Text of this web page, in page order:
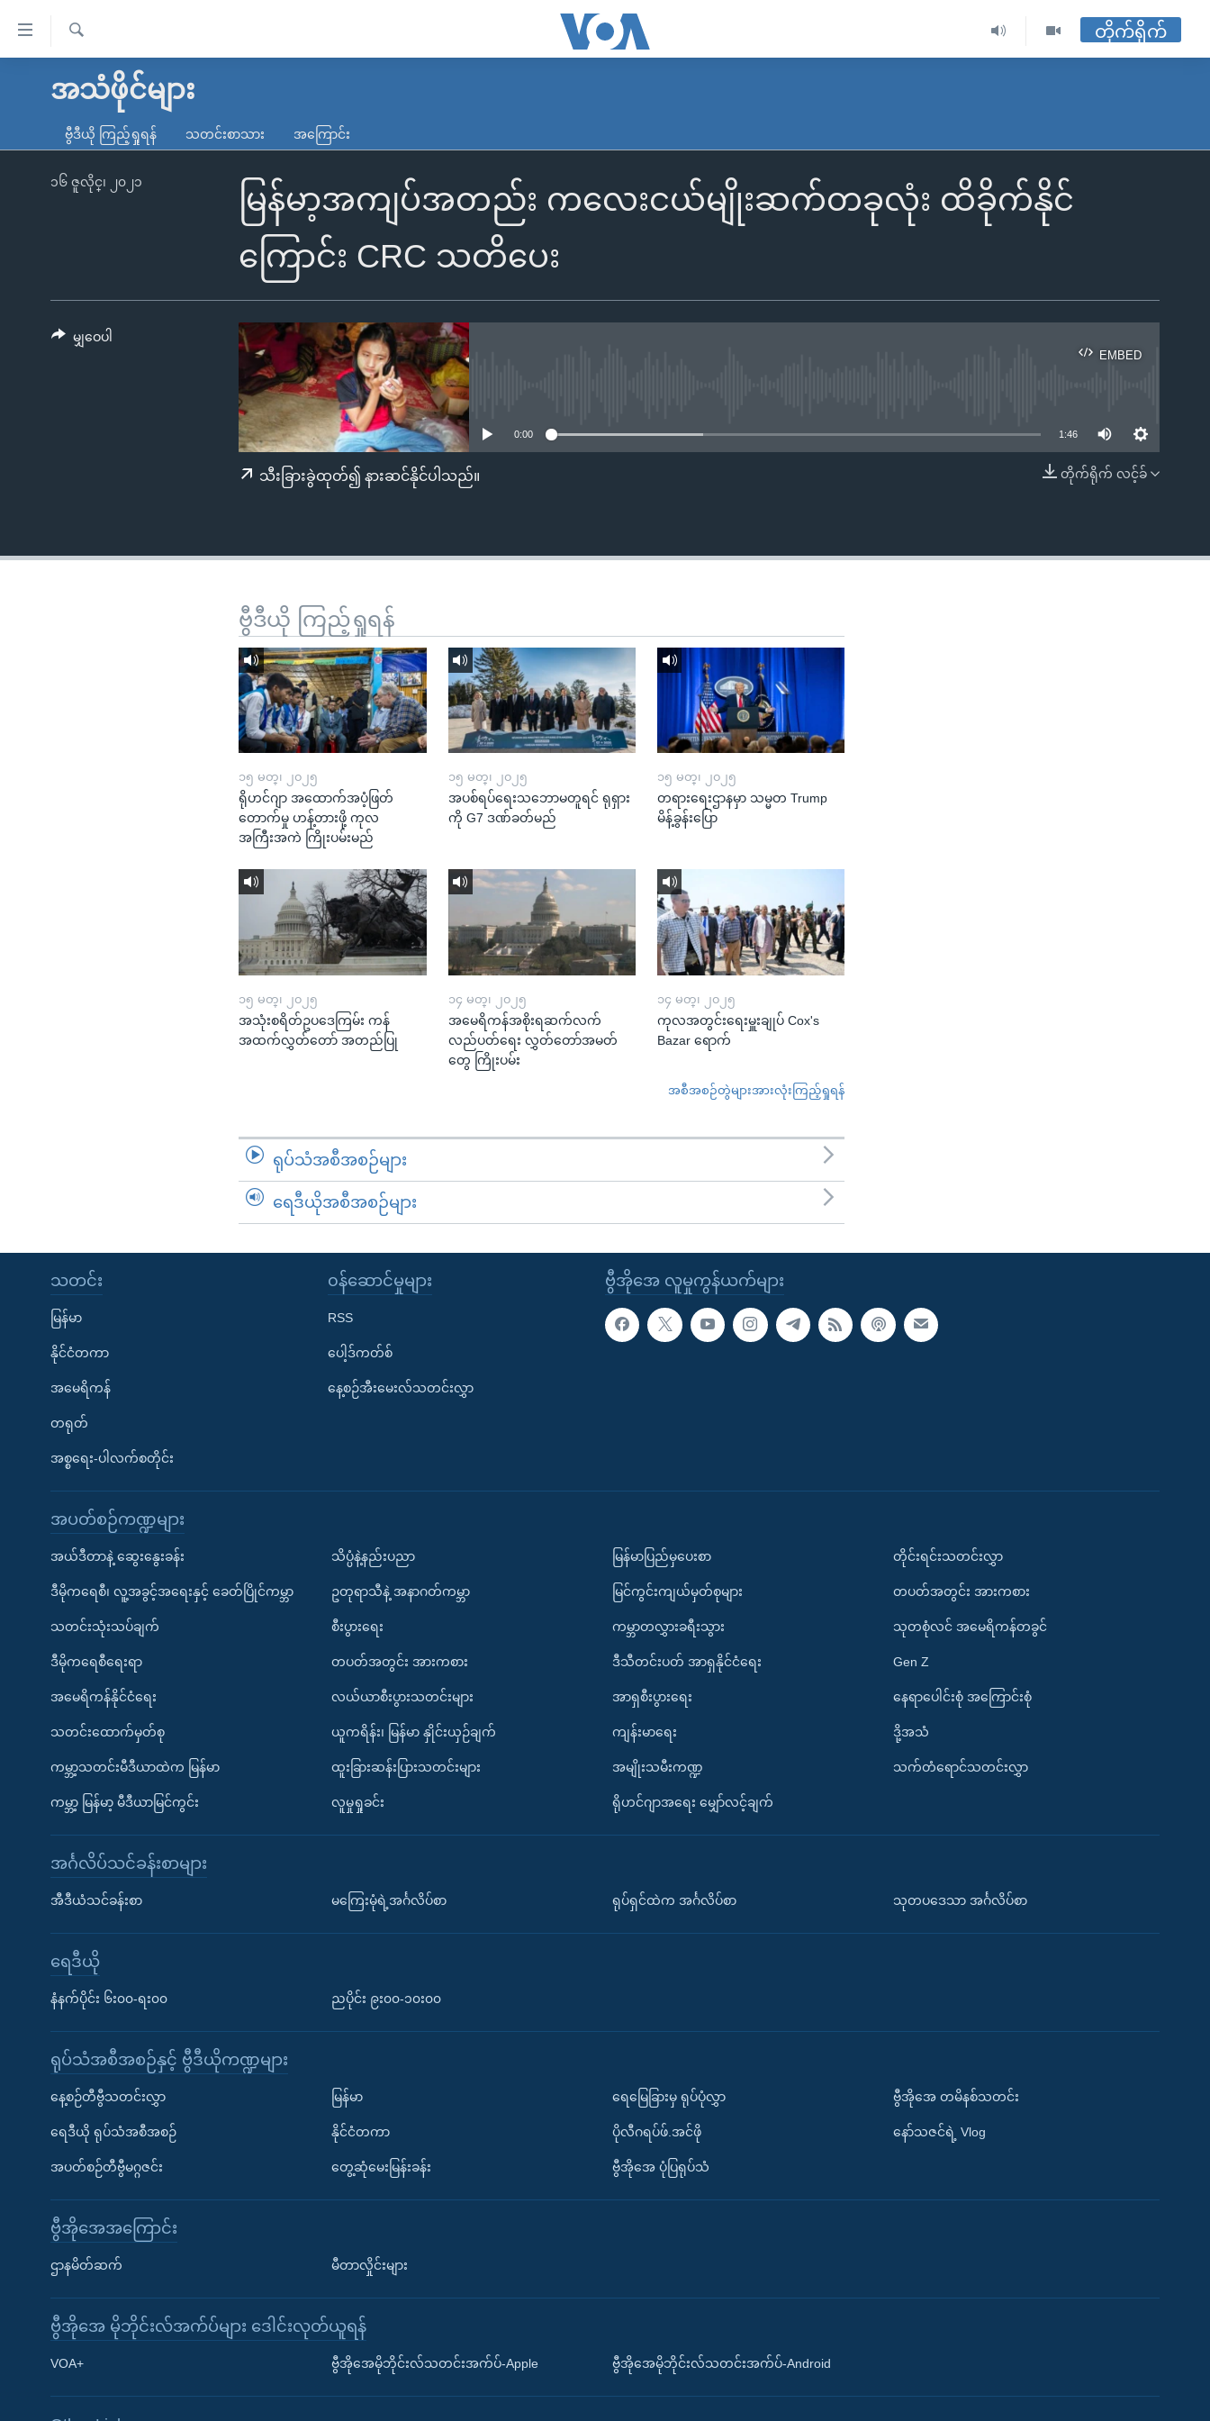
လွယ်ကူ
သည့်
ရန်
မူလစာမျက်နှာ
ကမ္ဘာ့သတင်းများ
နိုင်ငံတကာ
မကြေးမုံရဲ့ အင်္ဂလိပ်စာ
ရေဒီယို
ရေဒီယိုနှင့်ရုပ်သံ အချက်အလက်များ
Learning English
ရ
တိုက်ရိုက်
အသံဖိုင်များ
ဗွီဒီယို ကြည့်ရှုရန် သတင်းစာသား အကြောင်း
မြန်မာ့အကျပ်အတည်း ကလေးငယ်မျိုးဆက်တခုလုံး ထိခိုက်နိုင်
ကြောင်း CRC သတိပေး
၁၆ ဇူလိုင္၊ ၂၀၂၁
EMBED
EMBED
0:00 1:46
တိုက်ရိုက် လင့်ခ်
သီးခြားခွဲထုတ်၍ နားဆင်နိုင်ပါသည်။
မျှဝေပါ
ဗွီဒီယို ကြည့်ရှုရန်
၁၅ မတ္၊ ၂၀၂၅
ရိုဟင်ဂျာ အထောက်အပံ့ဖြတ်
တောက်မှု ဟန့်တားဖို့ ကုလ
အကြီးအကဲ ကြိုးပမ်းမည်
၁၅ မတ္၊ ၂၀၂၅
အပစ်ရပ်ရေးသဘောမတူရင် ရုရှား
ကို G7 ဒဏ်ခတ်မည်
၁၅ မတ္၊ ၂၀၂၅
တရားရေးဌာနမှာ သမ္မတ Trump
မိန့်ခွန်းပြော
၁၅ မတ္၊ ၂၀၂၅
အသုံးစရိတ်ဥပဒေကြမ်း ကန်
အထက်လွှတ်တော် အတည်ပြု
၁၄ မတ္၊ ၂၀၂၅
အမေရိကန်အစိုးရဆက်လက်
လည်ပတ်ရေး လွှတ်တော်အမတ်
တွေ ကြိုးပမ်း
၁၄ မတ္၊ ၂၀၂၅
ကုလအတွင်းရေးမှူးချုပ် Cox's
Bazar ရောက်
အစီအစဉ်တွဲများအားလုံးကြည့်ရှုရန်
ရုပ်သံအစီအစဉ်များ
ရေဒီယိုအစီအစဉ်များ
ဗွီအိုအေ လူမှုကွန်ယက်များ
သတင်း
မြန်မာ
နိုင်ငံတကာ
အမေရိကန်
တရုတ်
အစ္စရေး-ပါလက်စတိုင်း
၀န်ဆောင်မှုများ
RSS
ပေါ့ဒ်ကတ်စ်
နေ့စဉ်အီးမေးလ်သတင်းလွှာ
အပတ်စဉ်ကဏ္ဍများ
အယ်ဒီတာနဲ့ ဆွေးနွေးခန်း
ဒီမိုကရေစီ၊ လူ့အခွင့်အရေးနှင့် ခေတ်ပြိုင်ကမ္ဘာ
သတင်းသုံးသပ်ချက်
ဒီမိုကရေစီရေးရာ
အမေရိကန်နိုင်ငံရေး
သတင်းထောက်မှတ်စု
ကမ္ဘာ့သတင်းမီဒီယာထဲက မြန်မာ
ကမ္ဘာ့ မြန်မာ့ မီဒီယာမြင်ကွင်း
သိပ္ပံနဲ့နည်းပညာ
ဥတုရာသီနဲ့ အနာဂတ်ကမ္ဘာ
စီးပွားရေး
တပတ်အတွင်း အားကစား
လယ်ယာစီးပွားသတင်းများ
ယူကရိန်း၊ မြန်မာ နှိုင်းယှဉ်ချက်
ထူးခြားဆန်းပြားသတင်းများ
လူမှုရှုခင်း
မြန်မာပြည်မှပေးစာ
မြင်ကွင်းကျယ်မှတ်စုများ
ကမ္ဘာတလွှားခရီးသွား
ဒီသီတင်းပတ် အာရှနိုင်ငံရေး
အာရှစီးပွားရေး
ကျန်းမာရေး
အမျိုးသမီးကဏ္ဍ
ရိုဟင်ဂျာအရေး မျှော်လင့်ချက်
တိုင်းရင်းသတင်းလွှာ
တပတ်အတွင်း အားကစား
သုတစုံလင် အမေရိကန်တခွင်
Gen Z
နေရာပေါင်းစုံ အကြောင်းစုံ
ဒို့အသံ
သက်တံရောင်သတင်းလွှာ
အင်္ဂလိပ်သင်ခန်းစာများ
အီဒီယံသင်ခန်းစာ မကြေးမုံရဲ့အင်္ဂလိပ်စာ ရုပ်ရှင်ထဲက အင်္ဂလိပ်စာ သုတပဒေသာ အင်္ဂလိပ်စာ
ရေဒီယို
နံနက်ပိုင်း ၆း၀၀-ရး၀၀ ညပိုင်း ၉း၀၀-၁၀း၀၀
ရုပ်သံအစီအစဉ်နှင့် ဗွီဒီယိုကဏ္ဍများ
နေ့စဉ်တီဗွီသတင်းလွှာ
ရေဒီယို ရုပ်သံအစီအစဉ်
အပတ်စဉ်တီဗွီမဂ္ဂဇင်း
မြန်မာ
နိုင်ငံတကာ
တွေ့ဆုံမေးမြန်းခန်း
ရေမြေခြားမှ ရုပ်ပုံလွှာ
ပိုလီဂရပ်ဖ်.အင်ဖို
ဗွီအိုအေ ပုံပြရုပ်သံ
ဗွီအိုအေ တမိနစ်သတင်း
နော်သဇင်ရဲ့ Vlog
ဗွီအိုအေအကြောင်း
ဌာနမိတ်ဆက် မီတာလှိုင်းများ
ဗွီအိုအေ မိုဘိုင်းလ်အက်ပ်များ ဒေါင်းလုတ်ယူရန်
VOA+ ဗွီအိုအေမိုဘိုင်းလ်သတင်းအက်ပ်-Apple ဗွီအိုအေမိုဘိုင်းလ်သတင်းအက်ပ်-Android